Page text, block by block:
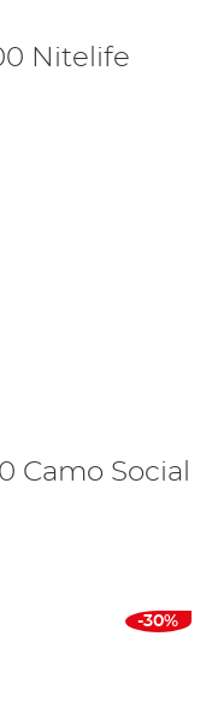
Nitelife
Camo Social
-30%